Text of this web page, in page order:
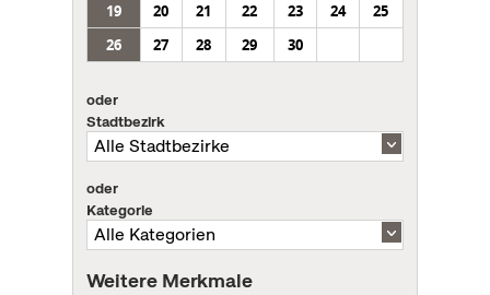
19
20 21 22 23 24
25
26
27 28 29 30
oder
Stadtbezirk
oder
Kategorie
Weitere Merkmale